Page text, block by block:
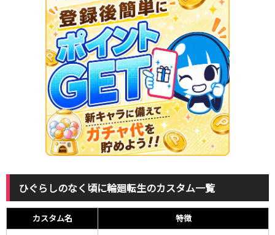
ひぐらしのなく頃に輪廻転生のカスタム一覧
カスタム名 特徴